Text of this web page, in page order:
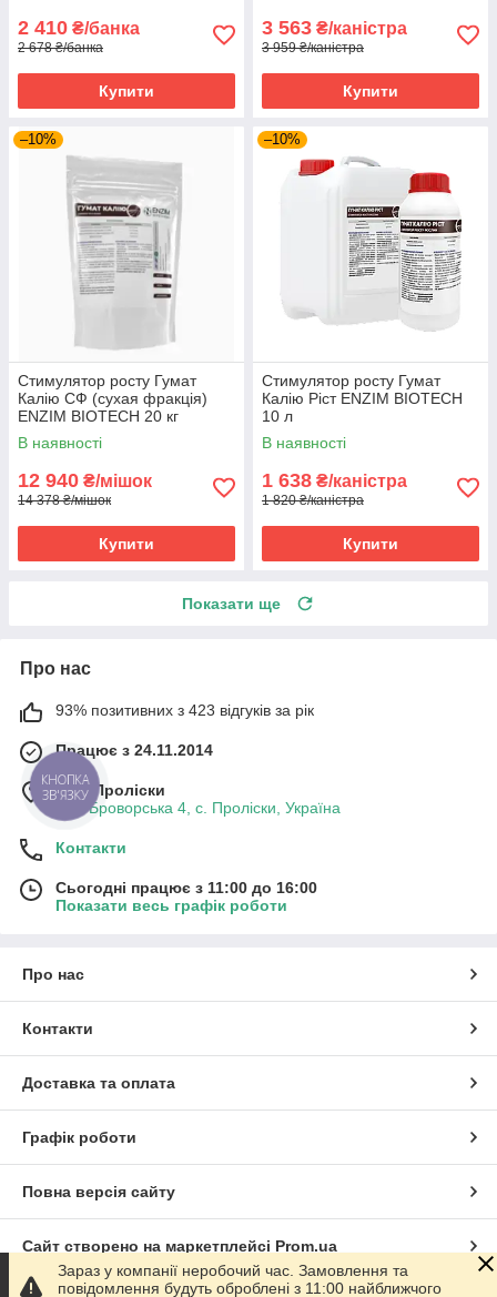
2 410 ₴/банка
2 678 ₴/банка
Купити
3 563 ₴/каністра
3 959 ₴/каністра
Купити
–10%
Стимулятор росту Гумат
Калію СФ (сухая фракція)
ENZIM BIOTECH 20 кг
В наявності
12 940 ₴/мішок
14 378 ₴/мішок
Купити
–10%
Стимулятор росту Гумат
Калію Ріст ENZIM BIOTECH
10 л
В наявності
1 638 ₴/каністра
1 820 ₴/каністра
Купити
Показати ще
Про нас
93% позитивних з 423 відгуків за рік
Працює з 24.11.2014
м. с. Проліски
вул. Броворська 4, с. Проліски, Україна
Контакти
Сьогодні працює з 11:00 до 16:00
Показати весь графік роботи
Про нас
Контакти
Доставка та оплата
Графік роботи
Повна версія сайту
Сайт створено на маркетплейсі Prom.ua
Зараз у компанії неробочий час. Замовлення та
повідомлення будуть оброблені з 11:00 найближчого
КНОПКА
ЗВ'ЯЗКУ